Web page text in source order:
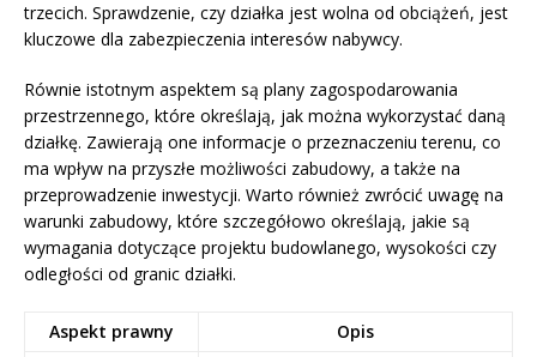
trzecich. Sprawdzenie, czy działka jest wolna od obciążeń, jest
kluczowe dla zabezpieczenia interesów nabywcy.
Równie istotnym aspektem są plany zagospodarowania
przestrzennego, które określają, jak można wykorzystać daną
działkę. Zawierają one informacje o przeznaczeniu terenu, co
ma wpływ na przyszłe możliwości zabudowy, a także na
przeprowadzenie inwestycji. Warto również zwrócić uwagę na
warunki zabudowy, które szczegółowo określają, jakie są
wymagania dotyczące projektu budowlanego, wysokości czy
odległości od granic działki.
Aspekt prawny
Opis